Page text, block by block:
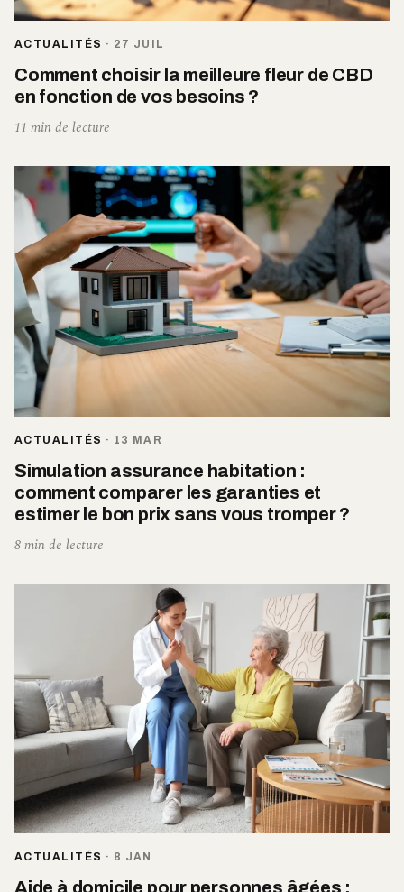
ACTUALITÉS · 27 JUIL
Comment choisir la meilleure fleur de CBD
en fonction de vos besoins ?
11 min de lecture
ACTUALITÉS · 13 MAR
Simulation assurance habitation :
comment comparer les garanties et
estimer le bon prix sans vous tromper ?
8 min de lecture
ACTUALITÉS · 8 JAN
Aide à domicile pour personnes âgées :